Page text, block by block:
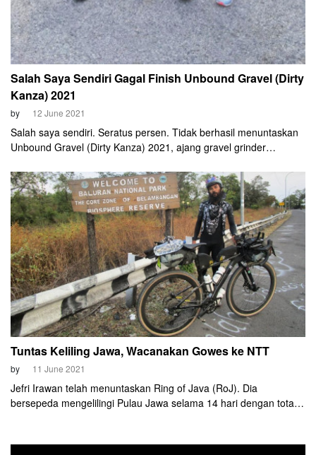
Salah Saya Sendiri Gagal Finish Unbound Gravel (Dirty
Kanza) 2021
by 12 June 2021
Salah saya sendiri. Seratus persen. Tidak berhasil menuntaskan
Unbound Gravel (Dirty Kanza) 2021, ajang gravel grinder
resmi 206 mil (331 km), saya hanya mampu bertahan sampai mil
126 alias km 202.
Tuntas Keliling Jawa, Wacanakan Gowes ke NTT
by 11 June 2021
Jefri Irawan telah menuntaskan Ring of Java (RoJ). Dia
bersepeda mengelilingi Pulau Jawa selama 14 hari dengan total
lalu.